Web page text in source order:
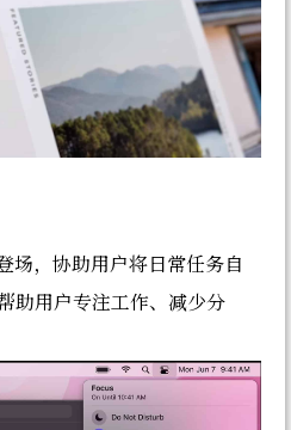
场，协助用户将日常任务自
助用户专注工作、减少分